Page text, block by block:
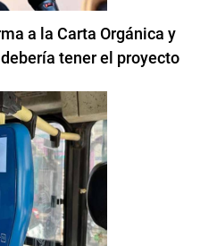
a la Carta Orgánica y
tener el proyecto